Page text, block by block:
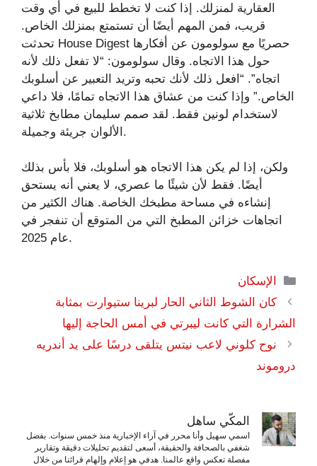
العقارية لمنزلك. إذا كنت لا تخطط للبيع في أي وقت
قريب، فمن المهم أيضًا أن تستمتع بمنزلك الخاص.
تحدثت House Digest حصريًا مع سولومون عن أفكارها
حول هذا الاتجاه. وقال سولومون: “لا تفعل ذلك لأنه
اتجاه”. “افعل ذلك لأنك تحبه وتريد التعبير عن أسلوبك
الخاص.” وإذا كنت من عشاق هذا الاتجاه تمامًا، فلا داعي
لاستخدام لونين فقط. لقد صمم سليمان مطابخ ثلاثية
الألوان جريئة وجميلة.
ولكن، إذا لم يكن هذا الاتجاه هو أسلوبك، فلا بأس بذلك
أيضًا. فقط لأن شيئًا ما عصري، لا يعني أنه يستحق
إنشاءه في مساحة مطبخك الخاصة. هناك الكثير من
اتجاهات خزائن المطبخ التي من المتوقع أن تنفجر في
عام 2025.
التصنيفات
الإسكان
كان الشوط الثاني الحار لبرينا ستيوارت بمثابة
الشرارة التي كانت ليبرتي في أمس الحاجة إليها
نوح كلوني لاعب نيتس يتلقى درسًا على يد أندريه
دروموند
المكّي ساهل
اسمي سهيل وأنا محرر في آراء الإخبارية منذ خمس سنوات. بفضل
شغفي بالصحافة والحقيقة، أسعى لتقديم تحليلات دقيقة وتقارير
مفصلة تعكس واقع عالمنا. هدفي هو إعلام وإلهام قرائنا من خلال